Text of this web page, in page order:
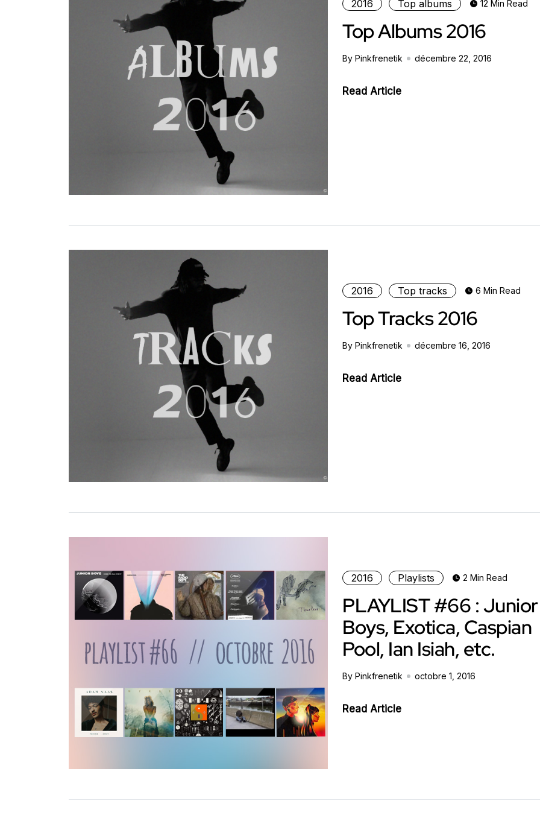
2016 Top albums 12 Min Read
Top Albums 2016
By Pinkfrenetik décembre 22, 2016
Read Article
2016 Top tracks 6 Min Read
Top Tracks 2016
By Pinkfrenetik décembre 16, 2016
Read Article
2016 Playlists 2 Min Read
PLAYLIST #66 : Junior
Boys, Exotica, Caspian
Pool, Ian Isiah, etc.
By Pinkfrenetik octobre 1, 2016
Read Article